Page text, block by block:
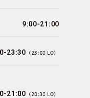
9:00-21:00
23:30 （23:00 LO）
21:00 （20:30 LO）